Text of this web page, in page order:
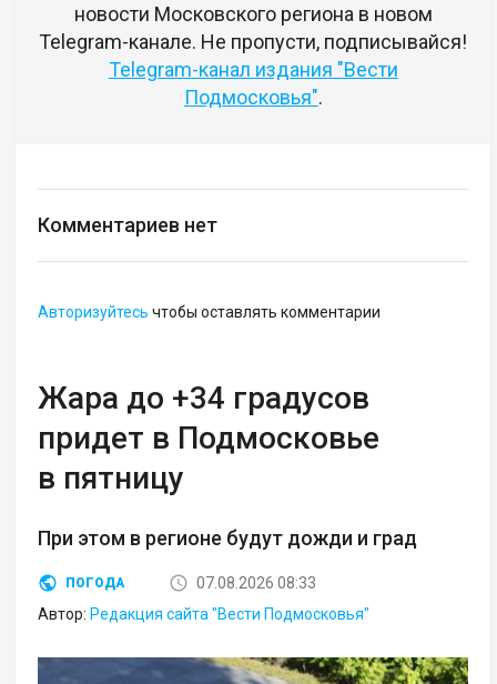
новости Московского региона в новом
Telegram-канале. Не пропусти, подписывайся!
Telegram-канал издания "Вести
Подмосковья".
Комментариев нет
Авторизуйтесь чтобы оставлять комментарии
Жара до +34 градусов
придет в Подмосковье
в пятницу
При этом в регионе будут дожди и град
ПОГОДА
07.08.2026 08:33
Автор: Редакция сайта "Вести Подмосковья"